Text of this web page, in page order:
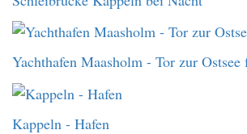
Yachthafen Maasholm - Tor zur Ostsee
Kappeln - Hafen